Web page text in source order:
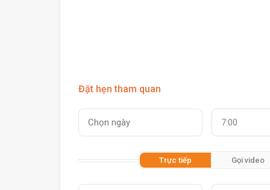
Đặt hẹn tham quan
7:00
Trực tiếp Gọi video